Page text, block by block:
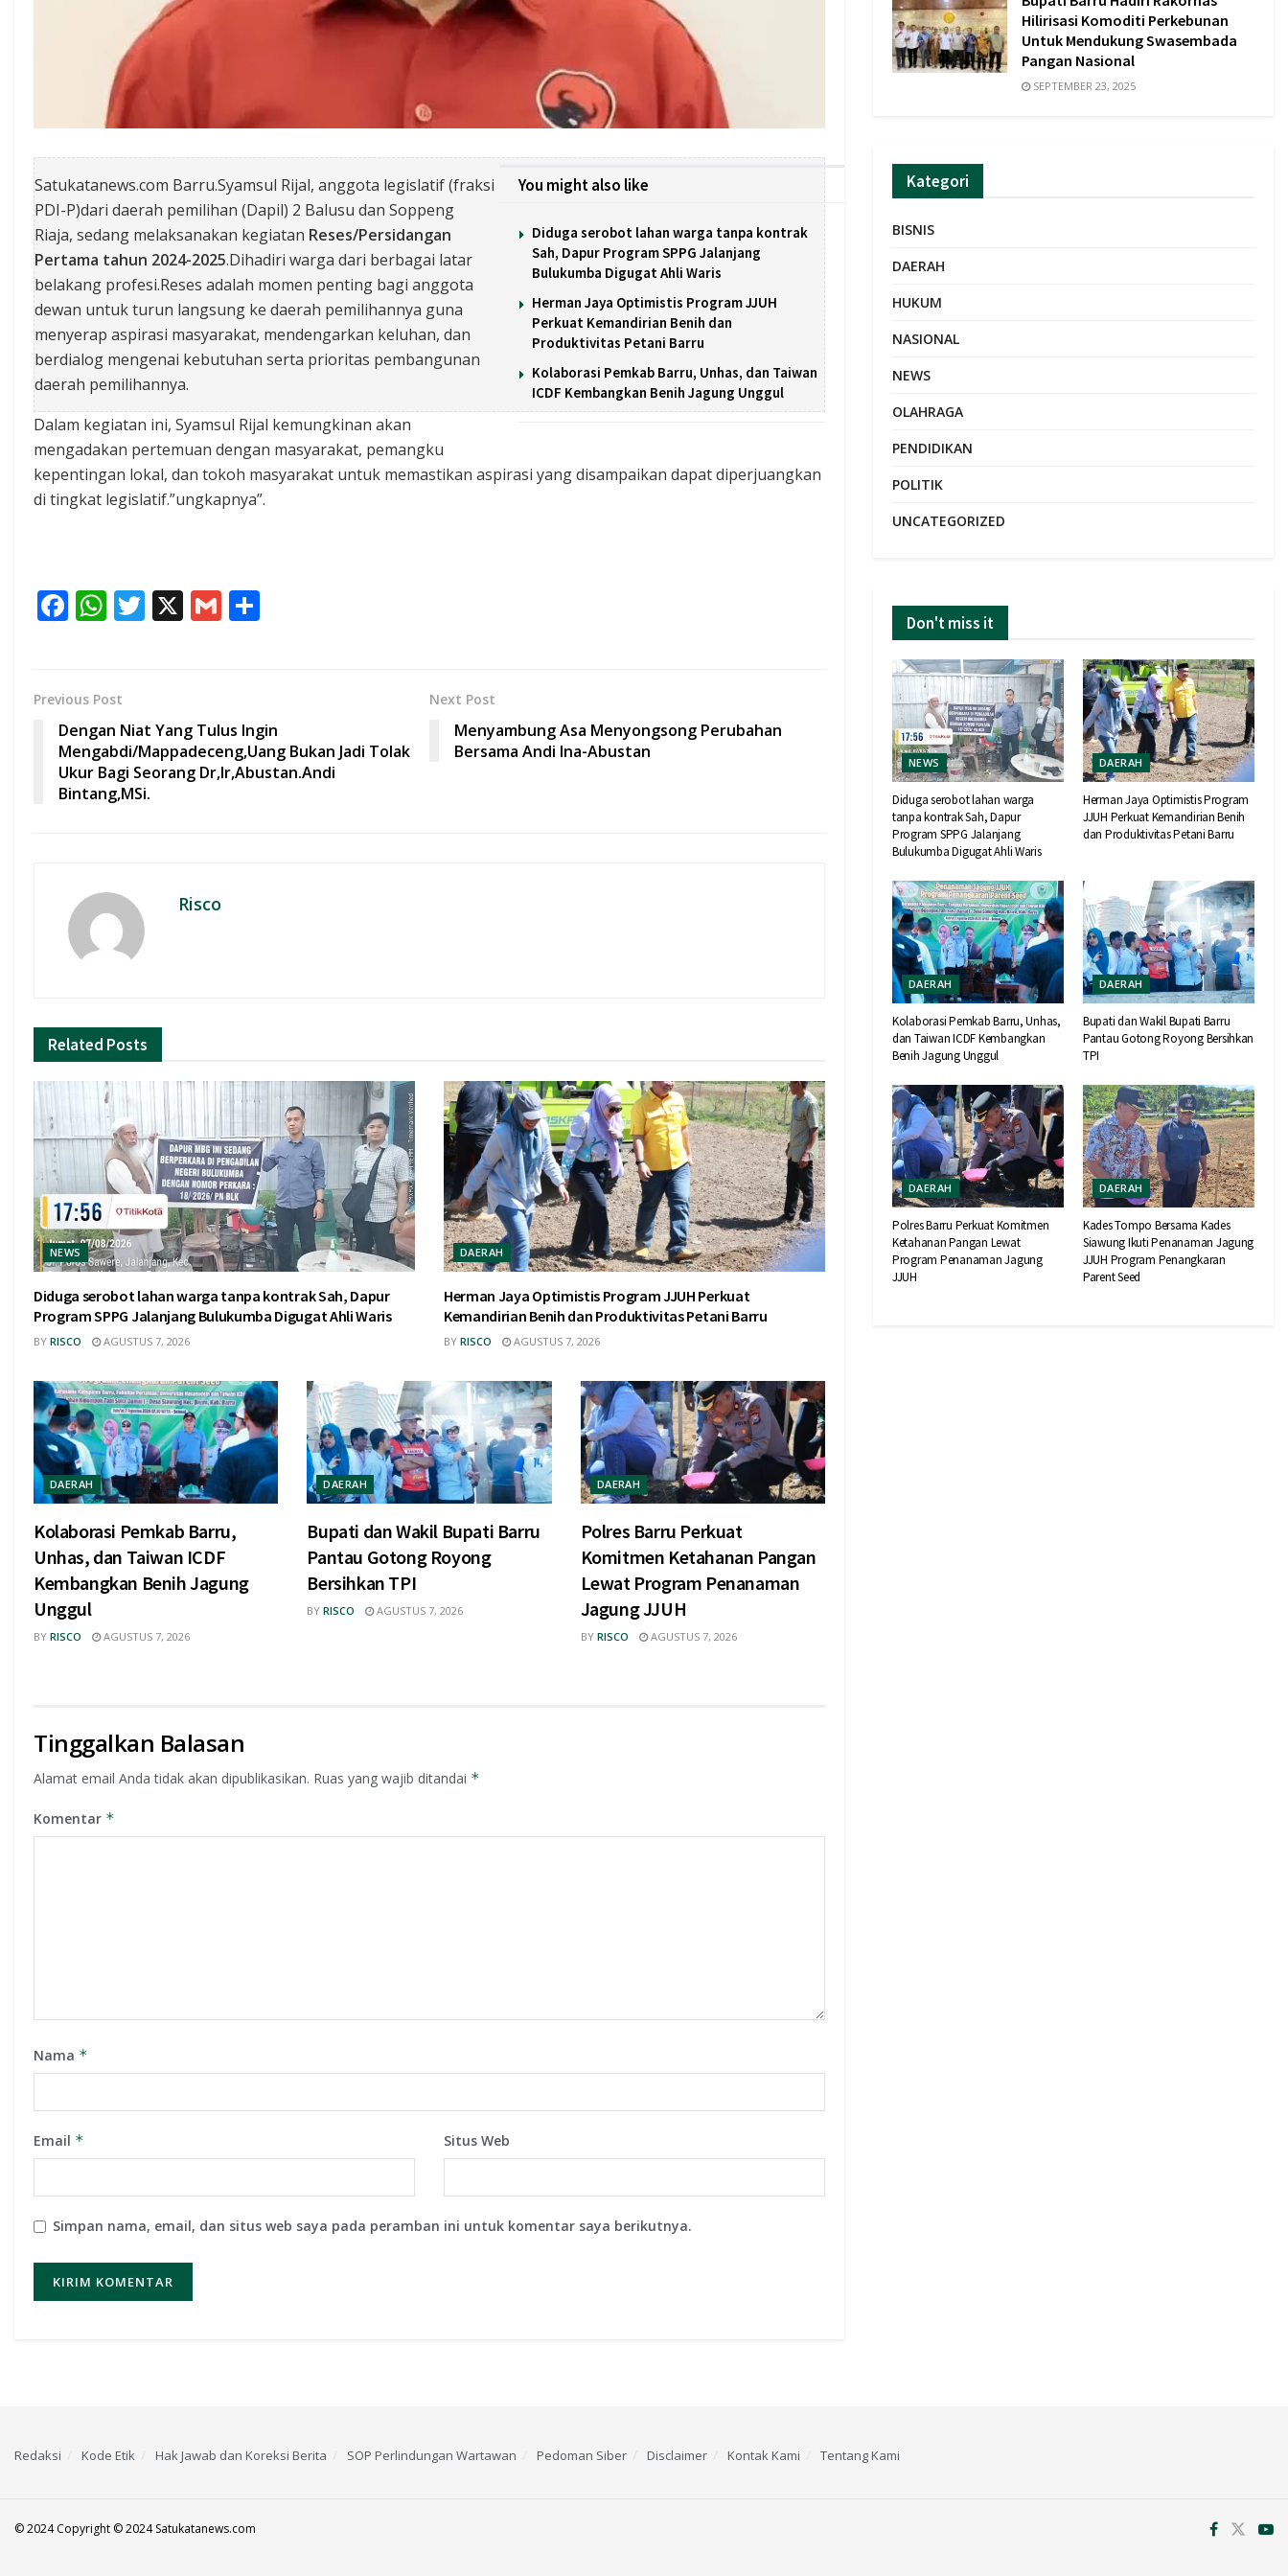
You might also like
Diduga serobot lahan warga tanpa kontrak
Sah, Dapur Program SPPG Jalanjang
Bulukumba Digugat Ahli Waris
Herman Jaya Optimistis Program JJUH
Perkuat Kemandirian Benih dan
Produktivitas Petani Barru
Kolaborasi Pemkab Barru, Unhas, dan Taiwan
ICDF Kembangkan Benih Jagung Unggul
Satukatanews.com Barru.Syamsul Rijal, anggota legislatif (fraksi
PDI-P)dari daerah pemilihan (Dapil) 2 Balusu dan Soppeng
Riaja, sedang melaksanakan kegiatan Reses/Persidangan
Pertama tahun 2024-2025.Dihadiri warga dari berbagai latar
belakang profesi.Reses adalah momen penting bagi anggota
dewan untuk turun langsung ke daerah pemilihannya guna
menyerap aspirasi masyarakat, mendengarkan keluhan, dan
berdialog mengenai kebutuhan serta prioritas pembangunan
daerah pemilihannya.
Dalam kegiatan ini, Syamsul Rijal kemungkinan akan
mengadakan pertemuan dengan masyarakat, pemangku
kepentingan lokal, dan tokoh masyarakat untuk memastikan aspirasi yang disampaikan dapat diperjuangkan
di tingkat legislatif.”ungkapnya”.
F
b
o
o
k
W
s
A
p
p
T X G
Previous Post
Dengan Niat Yang Tulus Ingin
Mengabdi/Mappadeceng,Uang Bukan Jadi Tolak
Ukur Bagi Seorang Dr,Ir,Abustan.Andi
Bintang,MSi.
Next Post
Menyambung Asa Menyongsong Perubahan
Bersama Andi Ina-Abustan
Risco
Related Posts
NEWS
Diduga serobot lahan warga tanpa kontrak Sah, Dapur
Program SPPG Jalanjang Bulukumba Digugat Ahli Waris
BY RISCO AGUSTUS 7, 2026
DAERAH
Herman Jaya Optimistis Program JJUH Perkuat
Kemandirian Benih dan Produktivitas Petani Barru
BY RISCO AGUSTUS 7, 2026
DAERAH
Kolaborasi Pemkab Barru,
Unhas, dan Taiwan ICDF
Kembangkan Benih Jagung
Unggul
BY RISCO AGUSTUS 7, 2026
DAERAH
Bupati dan Wakil Bupati Barru
Pantau Gotong Royong
Bersihkan TPI
BY RISCO AGUSTUS 7, 2026
DAERAH
Polres Barru Perkuat
Komitmen Ketahanan Pangan
Lewat Program Penanaman
Jagung JJUH
BY RISCO AGUSTUS 7, 2026
Tinggalkan Balasan
Alamat email Anda tidak akan dipublikasikan. Ruas yang wajib ditandai *
Komentar *
Nama *
Email * Situs Web
Simpan nama, email, dan situs web saya pada peramban ini untuk komentar saya berikutnya.
Hilirisasi Komoditi Perkebunan
Untuk Mendukung Swasembada
Pangan Nasional
SEPTEMBER 23, 2025
Kategori
BISNIS
DAERAH
HUKUM
NASIONAL
NEWS
OLAHRAGA
PENDIDIKAN
POLITIK
UNCATEGORIZED
Don't miss it
NEWS
Diduga serobot lahan warga
tanpa kontrak Sah, Dapur
Program SPPG Jalanjang
Bulukumba Digugat Ahli Waris
DAERAH
Herman Jaya Optimistis Program
JJUH Perkuat Kemandirian Benih
dan Produktivitas Petani Barru
DAERAH
Kolaborasi Pemkab Barru, Unhas,
dan Taiwan ICDF Kembangkan
Benih Jagung Unggul
DAERAH
Bupati dan Wakil Bupati Barru
Pantau Gotong Royong Bersihkan
TPI
DAERAH
Polres Barru Perkuat Komitmen
Ketahanan Pangan Lewat
Program Penanaman Jagung
JJUH
DAERAH
Kades Tompo Bersama Kades
Siawung Ikuti Penanaman Jagung
JJUH Program Penangkaran
Parent Seed
Redaksi Kode Etik Hak Jawab dan Koreksi Berita SOP Perlindungan Wartawan Pedoman Siber Disclaimer Kontak Kami Tentang Kami
© 2024 Copyright © 2024 Satukatanews.com